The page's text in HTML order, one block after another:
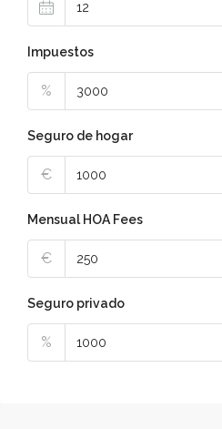
Impuestos
%
Seguro de hogar
€
Mensual HOA Fees
€
Seguro privado
%